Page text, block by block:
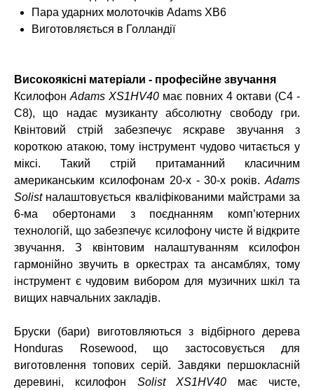
Пара ударних молоточків Adams XB6
Виготовляється в Голландії
Високоякісні матеріали - професійне звучання
Ксилофон Adams XS1HV40 має повних 4 октави (C4 -
C8), що надає музиканту абсолютну свободу гри.
Квінтовий стрій забезпечує яскраве звучання з
короткою атакою, тому інструмент чудово читається у
міксі. Такий стрій притаманний класичним
американським ксилофонам 20-х - 30-х років. Adams
Solistналаштовується кваліфікованими майстрами за
6-ма обертонами з поєднанням комп’ютерних
технологій, що забезпечує ксилофону чисте й відкрите
звучання. З квінтовим налаштуванням ксилофон
гармонійно звучить в оркестрах та ансамблях, тому
інструмент є чудовим вибором для музичних шкіл та
вищих навчальних закладів.
Бруски (бари) виготовляються з відбірного дерева
Honduras Rosewood, що застосовується для
виготовлення топових серій. Завдяки першокласній
деревині, ксилофон Solist XS1HV40 має чисте,